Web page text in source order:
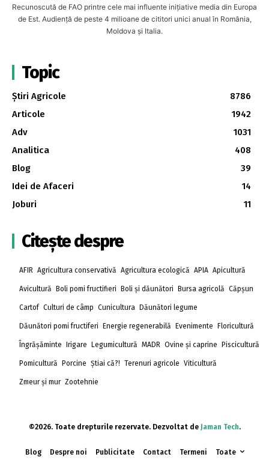
Recunoscută de FAO printre cele mai influente inițiative media din Europa
de Est. Audiență de peste 4 milioane de cititori unici anual în România,
Moldova și Italia.
Topic
Știri Agricole
8786
Articole
1942
Adv
1031
Analitica
408
Blog
39
Idei de Afaceri
14
Joburi
11
Citește despre
AFIR Agricultura conservativă Agricultura ecologică APIA Apicultură
Avicultură Boli pomi fructifieri Boli și dăunători Bursa agricolă Căpșun
Cartof Culturi de câmp Cunicultura Dăunători legume
Dăunători pomi fructiferi Energie regenerabilă Evenimente Floricultură
Îngrășăminte Irigare Legumicultură MADR Ovine și caprine Piscicultură
Pomicultură Porcine Știai că?! Terenuri agricole Viticultură
Zmeur și mur Zootehnie
©2026. Toate drepturile rezervate. Dezvoltat de Jaman Tech.
Blog Despre noi Publicitate Contact Termeni Toate